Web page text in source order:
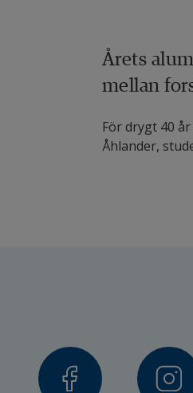
Årets
mellan
För drygt 40
Åhlander,